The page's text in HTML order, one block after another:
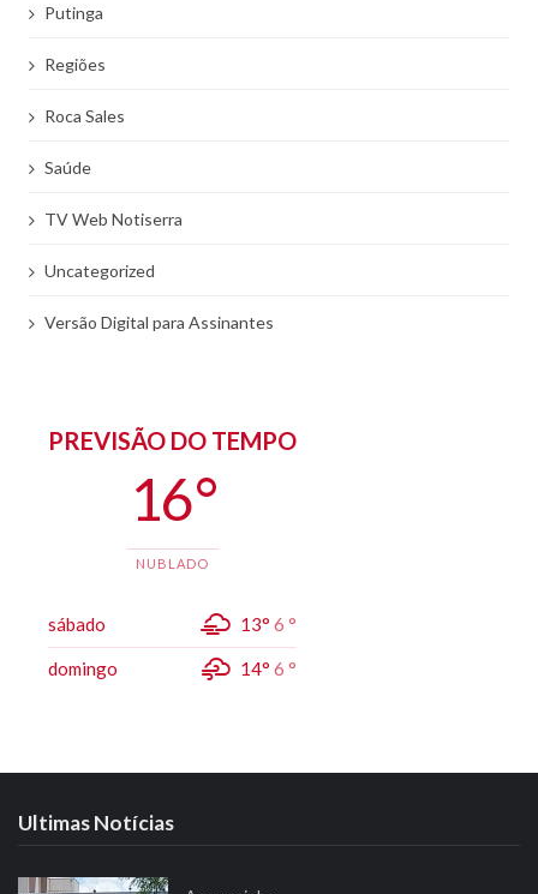
Putinga
Regiões
Roca Sales
Saúde
TV Web Notiserra
Uncategorized
Versão Digital para Assinantes
PREVISÃO DO TEMPO
16 °
NUBLADO
sábado 13° 6 °
domingo 14° 6 °
Ultimas Notícias